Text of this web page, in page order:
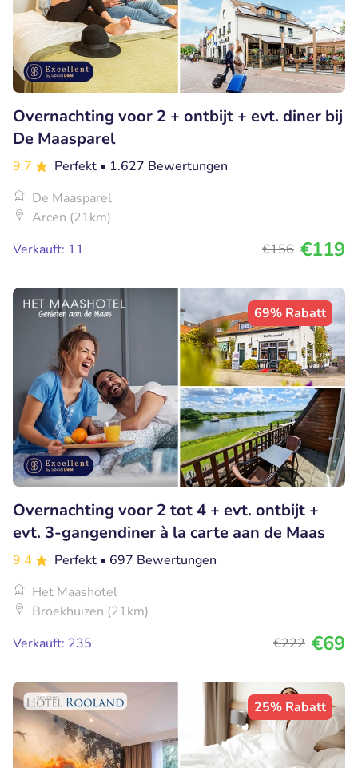
Overnachting voor 2 + ontbijt + evt. diner bij
De Maasparel
9.7 Perfekt • 1.627 Bewertungen
De Maasparel
Arcen (21km)
Verkauft: 11
€156 €119
69% Rabatt
Overnachting voor 2 tot 4 + evt. ontbijt +
evt. 3-gangendiner à la carte aan de Maas
9.4 Perfekt • 697 Bewertungen
Het Maashotel
Broekhuizen (21km)
Verkauft: 235
€222 €69
25% Rabatt